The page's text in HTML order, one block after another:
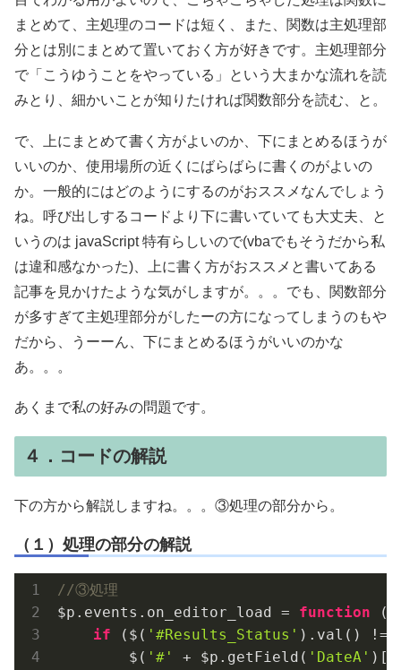
まとめて、主処理のコードは短く、また、関数は主処理部
分とは別にまとめて置いておく方が好きです。主処理部分
で「こうゆうことをやっている」という大まかな流れを読
みとり、細かいことが知りたければ関数部分を読む、と。
で、上にまとめて書く方がよいのか、下にまとめるほうが
いいのか、使用場所の近くにばらばらに書くのがよいの
か。一般的にはどのようにするのがおススメなんでしょう
ね。呼び出しするコードより下に書いていても大丈夫、と
いうのは javaScript 特有らしいので(vbaでもそうだから私
は違和感なかった)、上に書く方がおススメと書いてある
記事を見かけたような気がしますが。。。でも、関数部分
が多すぎて主処理部分がしたーの方になってしまうのもや
だから、うーーん、下にまとめるほうがいいのかな
あ。。。
あくまで私の好みの問題です。
４．コードの解説
下の方から解説しますね。。。③処理の部分から。
（１）処理の部分の解説
//③処理
$p.events.on_editor_load = function (
if ($( '#Results_Status' ).val()
        $(
'#' + $p.getField( 'DateA' )[